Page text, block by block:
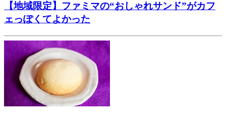
【地域限定】ファミマの“おしゃれサンド”がカフ
ェっぽくてよかった